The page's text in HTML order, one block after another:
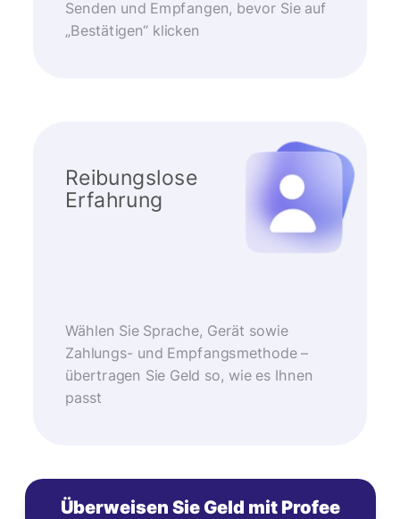
Senden und Empfangen, bevor Sie auf
„Bestätigen“ klicken
Reibungslose
Erfahrung
Wählen Sie Sprache, Gerät sowie
Zahlungs- und Empfangsmethode –
übertragen Sie Geld so, wie es Ihnen
passt
Überweisen Sie Geld mit Profee